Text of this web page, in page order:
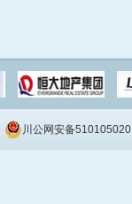
川公网安备